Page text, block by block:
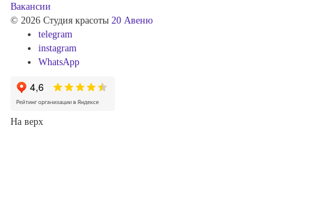
Вакансии
© 2026 Студия красоты 20 Авеню
telegram
instagram
WhatsApp
На верх